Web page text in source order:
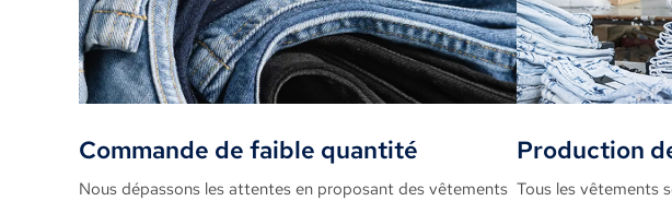
Commande de faible quantité
Nous dépassons les attentes en proposant des vêtements
Production
Tous les vêtements